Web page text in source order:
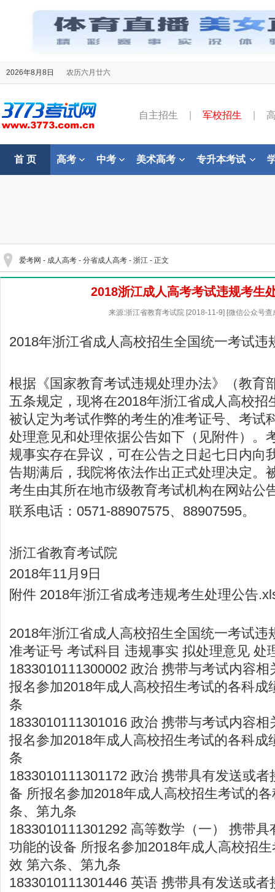
2026年8月8日 农历六月廿六
自主招生 军校招生
首 页 高考 中考 美术高考 专升本考试
爱考网 - 成人高考 - 分省成人高考 - 浙江 - 正文
2018浙江成人高考考试违规考生
来源:浙江省教育考试院 [2018-11-9] [微信公众号查
2018年浙江省成人高校招生全国统一考试违
根据《国家教育考试违规处理办法》（教育
五条规定，现将在2018年浙江省成人高校招
被认定为考试作弊的考生的准考证号、考试
处理意见和处理依据公告如下（见附件）。
规事实存在异议，可在公告之日起七日内向
告期满后，我院将依法作出正式处理决定。
考生由其所在地市级教育考试机构在网站公
联系电话：0571-88907575、88907595。
浙江省教育考试院
2018年11月9日
附件 2018年浙江省成考违规考生处理公告
2018年浙江省成人高校招生全国统一考试
准考证号 考试科目 违规事实 拟处理意见 处
1833010111300002 政治 携带与考试内容
报名参加2018年成人高校招生考试的各科成
条
1833010111301016 政治 携带与考试内容
报名参加2018年成人高校招生考试的各科成
条
1833010111301172 政治 携带具有发送或
备 所报名参加2018年成人高校招生考试的
条、第九条
1833010111301292 高等数学（一） 携带
功能的设备 所报名参加2018年成人高校招
效 第六条、第九条
1833010111301446 英语 携带具有发送或